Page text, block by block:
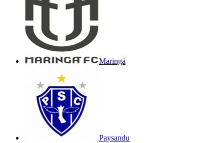
Maringá
Paysandu